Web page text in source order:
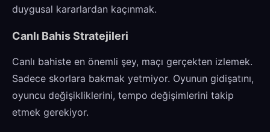
duygusal kararlardan kaçınmak.
Canlı Bahis Stratejileri
Canlı bahiste en önemli şey, maçı gerçekten izlemek.
Sadece skorlara bakmak yetmiyor. Oyunun gidişatını,
oyuncu değişikliklerini, tempo değişimlerini takip
etmek gerekiyor.